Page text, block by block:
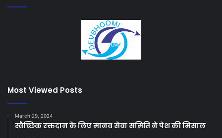
Most Viewed Posts
March 29, 2024
स्वैच्छिक रक्तदान के लिए मानव सेवा समिति ने पेश की मिसाल